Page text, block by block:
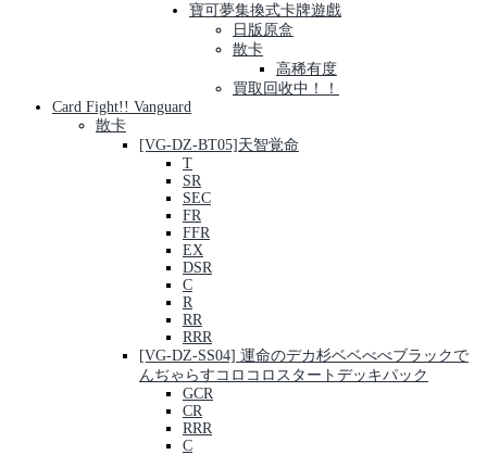
寶可夢集換式卡牌遊戲
日版原盒
散卡
高稀有度
買取回收中！！
Card Fight!! Vanguard
散卡
[VG-DZ-BT05]天智覚命
T
SR
SEC
FR
FFR
EX
DSR
C
R
RR
RRR
[VG-DZ-SS04] 運命のデカ杉ベベべべブラックで
んぢゃらすコロコロスタートデッキパック
GCR
CR
RRR
C